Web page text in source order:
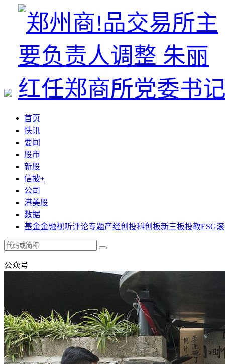
首页
快讯
要闻
股市
新股
信披+
公司
港美股
数据
基金金融视听评论专题产经创投科创板新三板投教ESG
公众号